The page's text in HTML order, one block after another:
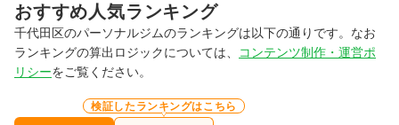
おすすめ人気ランキング
千代田区のパーソナルジムのランキングは以下の通りです。なお
ランキングの算出ロジックについては、
コンテンツ制作・運営ポ
リシーをご覧ください。
検証したランキングはこちら